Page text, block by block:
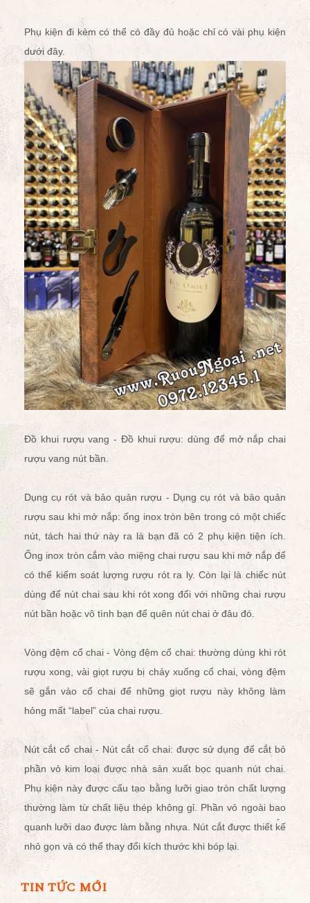
Phụ kiện đi kèm có thể có đầy đủ hoặc chỉ có vài phụ kiện
dưới đây.
Đồ khui rượu vang - Đồ khui rượu: dùng để mở nắp chai
rượu vang nút bần.
Dụng cụ rót và bảo quản rượu - Dụng cụ rót và bảo quản
rượu sau khi mở nắp: ống inox tròn bên trong có một chiếc
nút, tách hai thứ này ra là bạn đã có 2 phụ kiện tiện ích.
Ống inox tròn cắm vào miệng chai rượu sau khi mở nắp để
có thể kiểm soát lượng rượu rót ra ly. Còn lại là chiếc nút
dùng để nút chai sau khi rót xong đối với những chai rượu
nút bần hoặc vô tình bạn để quên nút chai ở đâu đó.
Vòng đệm cổ chai - Vòng đệm cổ chai: thường dùng khi rót
rượu xong, vài giọt rượu bị chảy xuống cổ chai, vòng đệm
sẽ gắn vào cổ chai để những giọt rượu này không làm
hỏng mất “label” của chai rượu.
Nút cắt cổ chai - Nút cắt cổ chai: được sử dụng để cắt bỏ
phần vỏ kim loại được nhà sản xuất bọc quanh nút chai.
Phụ kiện này được cấu tạo bằng lưỡi giao tròn chất lượng
thường làm từ chất liệu thép không gỉ. Phần vỏ ngoài bao
quanh lưỡi dao được làm bằng nhựa. Nút cắt được thiết kế
nhỏ gọn và có thể thay đổi kích thước khi bóp lại.
TIN TỨC MỚI